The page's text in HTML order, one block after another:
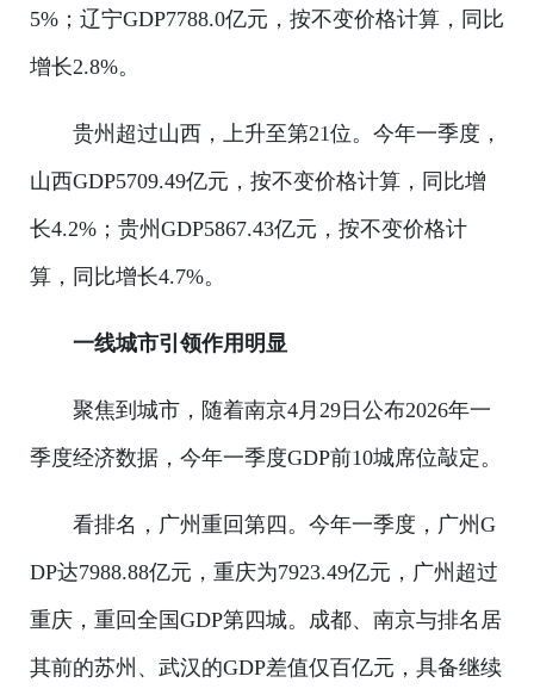
5%；辽宁GDP7788.0亿元，按不变价格计算，同比
增长2.8%。
贵州超过山西，上升至第21位。今年一季度，
山西GDP5709.49亿元，按不变价格计算，同比增
长4.2%；贵州GDP5867.43亿元，按不变价格计
算，同比增长4.7%。
一线城市引领作用明显
聚焦到城市，随着南京4月29日公布2026年一
季度经济数据，今年一季度GDP前10城席位敲定。
看排名，广州重回第四。今年一季度，广州G
DP达7988.88亿元，重庆为7923.49亿元，广州超过
重庆，重回全国GDP第四城。成都、南京与排名居
其前的苏州、武汉的GDP差值仅百亿元，具备继续